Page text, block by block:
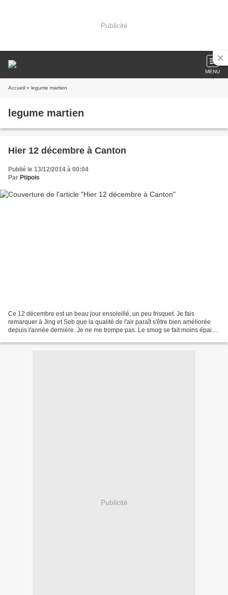
Publicité
MENU
Accueil » legume martien
legume martien
Hier 12 décembre à Canton
Publié le 13/12/2014 à 00:04
Par Ptipois
Ce 12 décembre est un beau jour ensoleillé, un peu frisquet. Je fais
remarquer à Jing et Seb que la qualité de l'air paraît s'être bien améliorée
depuis l'année dernière. Je ne me trompe pas. Le smog se fait moins épais,
Publicité